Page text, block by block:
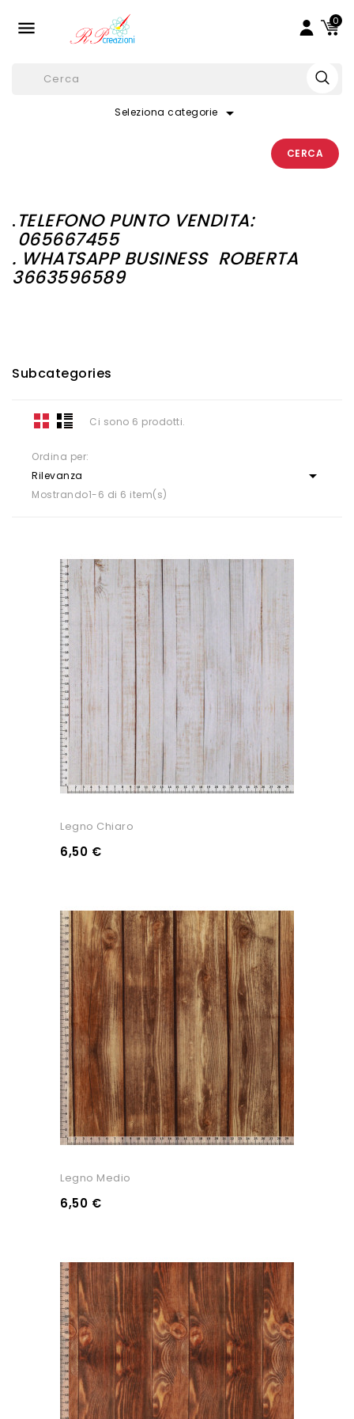
 0
Seleziona categorie arrow_drop_down
CERCA
.TELEFONO PUNTO VENDITA:
065667455
. WHATSAPP BUSINESS ROBERTA
3663596589
Subcategories
Ci sono 6 prodotti.
Ordina per:
Rilevanza

Mostrando1-6 di 6 item(s)
Legno Chiaro
6,50 €
Legno Medio
6,50 €